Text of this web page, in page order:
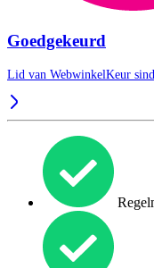
Goedgekeurd
Lid van WebwinkelKeur